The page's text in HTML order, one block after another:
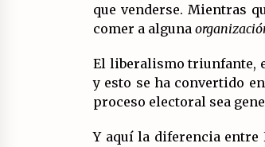
que venderse. Mientras
comer a alguna
El liberalismo triunfante,
y esto se ha convertido
proceso electoral sea
Y aquí la diferencia